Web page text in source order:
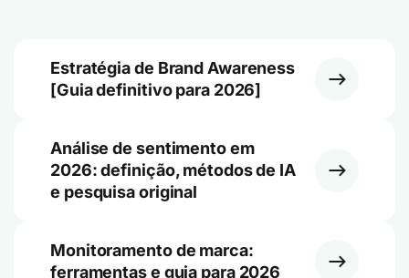
Estratégia de Brand Awareness
[Guia definitivo para 2026]
Análise de sentimento em
2026: definição, métodos de IA
e pesquisa original
Monitoramento de marca:
ferramentas e guia para 2026